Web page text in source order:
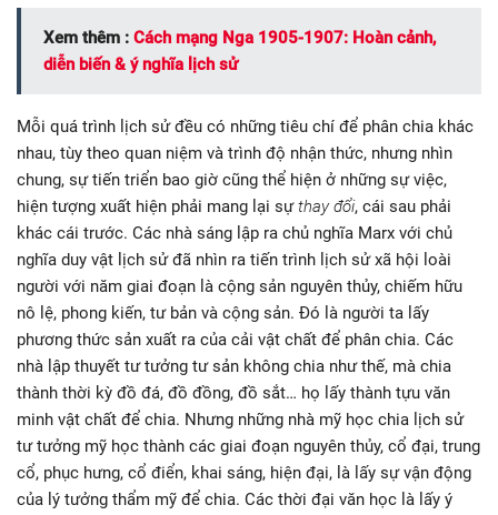
Xem thêm : Cách mạng Nga 1905-1907: Hoàn cảnh,
diễn biến & ý nghĩa lịch sử
Mỗi quá trình lịch sử đều có những tiêu chí để phân chia khác
nhau, tùy theo quan niệm và trình độ nhận thức, nhưng nhìn
chung, sự tiến triển bao giờ cũng thể hiện ở những sự việc,
hiện tượng xuất hiện phải mang lại sựthay đổi, cái sau phải
khác cái trước. Các nhà sáng lập ra chủ nghĩa Marx với chủ
nghĩa duy vật lịch sử đã nhìn ra tiến trình lịch sử xã hội loài
người với năm giai đoạn là cộng sản nguyên thủy, chiếm hữu
nô lệ, phong kiến, tư bản và cộng sản. Đó là người ta lấy
phương thức sản xuất ra của cải vật chất để phân chia. Các
nhà lập thuyết tư tưởng tư sản không chia như thế, mà chia
thành thời kỳ đồ đá, đồ đồng, đồ sắt… họ lấy thành tựu văn
minh vật chất để chia. Nhưng những nhà mỹ học chia lịch sử
tư tưởng mỹ học thành các giai đoạn nguyên thủy, cổ đại, trung
cổ, phục hưng, cổ điển, khai sáng, hiện đại, là lấy sự vận động
của lý tưởng thẩm mỹ để chia. Các thời đại văn học là lấy ý